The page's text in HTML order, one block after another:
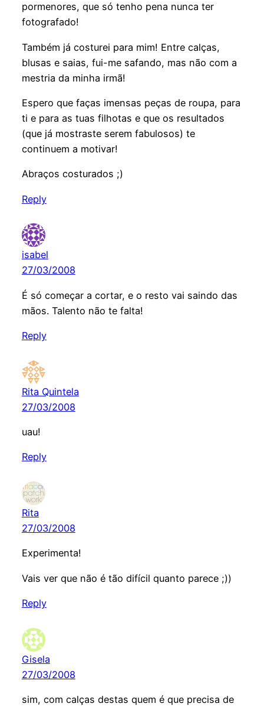
pormenores, que só tenho pena nunca ter
fotografado!
Também já costurei para mim! Entre calças,
blusas e saias, fui-me safando, mas não com a
mestria da minha irmã!
Espero que faças imensas peças de roupa, para
ti e para as tuas filhotas e que os resultados
(que já mostraste serem fabulosos) te
continuem a motivar!
Abraços costurados ;)
Reply
isabel
27/03/2008
É só começar a cortar, e o resto vai saindo das
mãos. Talento não te falta!
Reply
Rita Quintela
27/03/2008
uau!
Reply
Rita
27/03/2008
Experimenta!
Vais ver que não é tão difícil quanto parece ;))
Reply
Gisela
27/03/2008
sim, com calças destas quem é que precisa de